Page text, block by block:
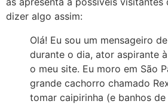
dizer algo assim:
Olá! Eu sou um mensageiro
durante o dia, ator aspirante
o meu site. Eu moro em São
grande cachorro chamado
tomar caipirinha (e banhos de